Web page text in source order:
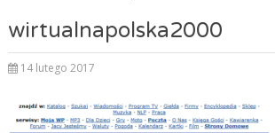
wirtualnapolska2000
14 lutego 2017